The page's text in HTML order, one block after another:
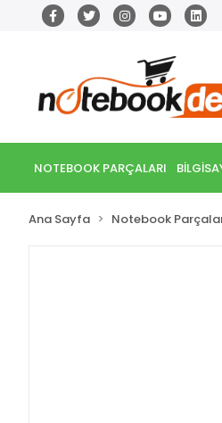
NOTEBOOK PARÇALARI
Ana Sayfa Notebook